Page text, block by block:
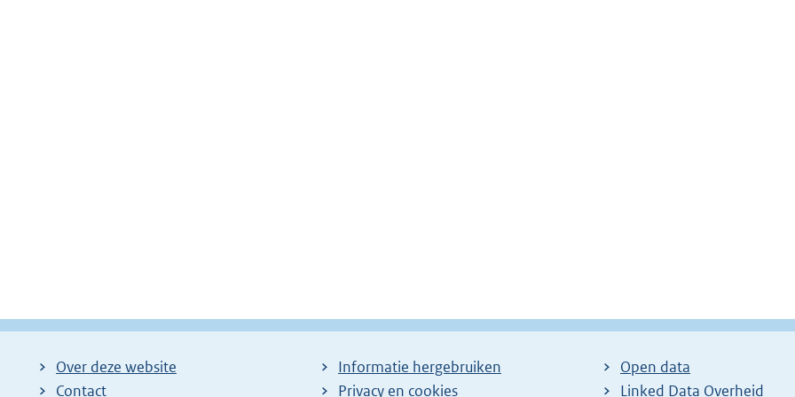
Over deze website
Contact
Informatie hergebruiken
Privacy en cookies
Open data
Linked Data Overheid